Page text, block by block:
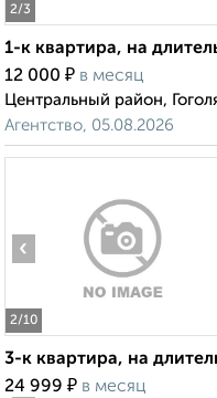
2/3
1-к квартира, на
12 000 ₽ в месяц
Центральный район,
Агентство, 05.08.2026
2/10
‹
3-к квартира, на
24 999 ₽ в месяц